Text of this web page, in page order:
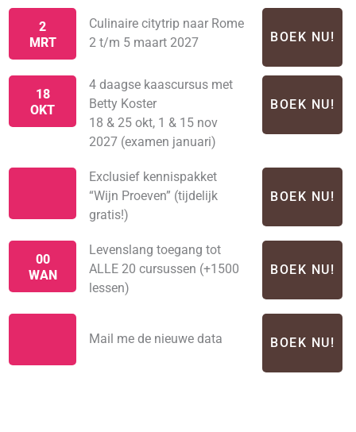
2
MRT
Culinaire citytrip naar Rome
2 t/m 5 maart 2027
BOEK NU!
18
OKT
4 daagse kaascursus met
Betty Koster
18 & 25 okt, 1 & 15 nov
2027 (examen januari)
BOEK NU!
Exclusief kennispakket
“Wijn Proeven” (tijdelijk
gratis!)
BOEK NU!
00
WAN
Levenslang toegang tot
ALLE 20 cursussen (+1500
lessen)
BOEK NU!
Mail me de nieuwe data BOEK NU!